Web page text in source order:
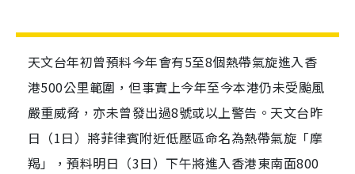
天文台年初曾預料今年會有5至8個熱帶氣旋進入香
港500公里範圍，但事實上今年至今本港仍未受颱風
嚴重威脅，亦未曾發出過8號或以上警告。天文台昨
日（1日）將菲律賓附近低壓區命名為熱帶氣旋「摩
羯」，預料明日（3日）下午將進入香港東南面800